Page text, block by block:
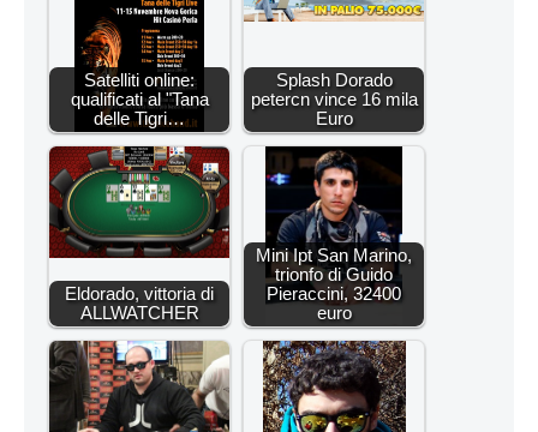
Satelliti online:
qualificati al "Tana
delle Tigri…
Splash Dorado
petercn vince 16 mila
Euro
Eldorado, vittoria di
ALLWATCHER
Mini Ipt San Marino,
trionfo di Guido
Pieraccini, 32400
euro